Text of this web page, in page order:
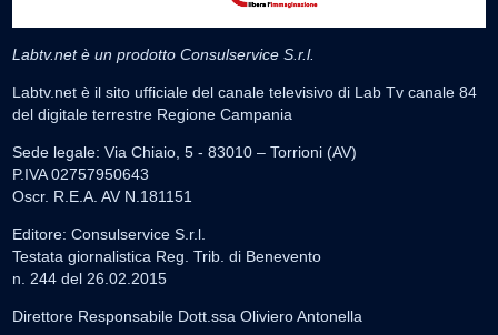
Labtv.net è un prodotto Consulservice S.r.l.
Labtv.net è il sito ufficiale del canale televisivo di Lab Tv canale 84
del digitale terrestre Regione Campania
Sede legale: Via Chiaio, 5 - 83010 – Torrioni (AV)
P.IVA 02757950643
Oscr. R.E.A. AV N.181151
Editore: Consulservice S.r.l.
Testata giornalistica Reg. Trib. di Benevento
n. 244 del 26.02.2015
Direttore Responsabile Dott.ssa Oliviero Antonella